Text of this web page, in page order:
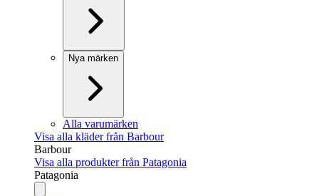
Nya märken
Alla varumärken
Visa alla kläder från Barbour
Barbour
Visa alla produkter från Patagonia
Patagonia